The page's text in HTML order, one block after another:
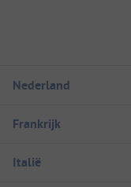
Nederland
Frankrijk
Italië